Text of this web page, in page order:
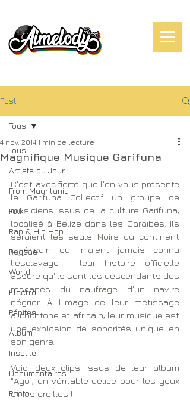
Post
Tous
Artiste du Jour
From Mauritania
Folk
Rap & Hip Hop
Reggae
World
Electro
Pépites
Album
Insolite
Documentaires
Photo
Tous
Magnifique Musique Garifuna
4 nov. 2014 1 min de lecture
C'est avec fierté que l'on vous présente
le Garifuna Collectif un groupe de
musiciens issus de la culture Garifuna,
localisé à Belize dans les Caraïbes. Ils
seraient les seuls Noirs du continent
américain qui n'aient jamais connu
l'esclavage : leur histoire officielle
assure qu'ils sont les descendants des
rescapés du naufrage d'un navire
négrier. À l'image de leur métissage
autochtone et africain, leur musique est
une explosion de sonorités unique en
son genre.
Voici deux clips issus de leur album
"Ayo", un véritable délice pour les yeux
et les oreilles !